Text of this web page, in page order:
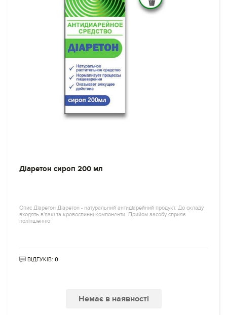
Діаретон сироп 200 мл
Опис Діаретон Діаретон - натуральний антидіарейний продукт. До складу
входять в'язкі та кровоспинні компоненти. Прийом засобу сприяє
поліпшенню
ВІДГУКІВ: 0
Немає в наявності